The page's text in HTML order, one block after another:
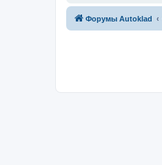
Форумы Autoklad